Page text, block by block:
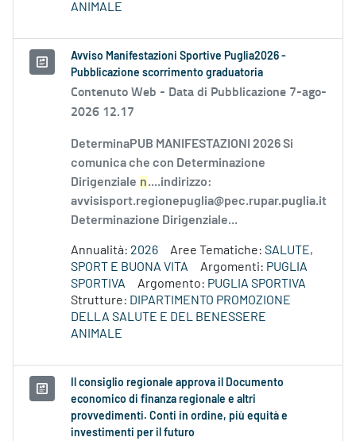
ANIMALE
Avviso Manifestazioni Sportive Puglia2026 -
Pubblicazione scorrimento graduatoria
Contenuto Web - Data di Pubblicazione 7-ago-
2026 12.17
DeterminaPUB MANIFESTAZIONI 2026 Si
comunica che con Determinazione
Dirigenziale n....indirizzo:
avvisisport.regionepuglia@pec.rupar.puglia.it
Determinazione Dirigenziale...
Annualità: 2026 Aree Tematiche: SALUTE,
SPORT E BUONA VITA
Argomenti: PUGLIA
SPORTIVA
Argomento: PUGLIA SPORTIVA
Strutture: DIPARTIMENTO PROMOZIONE
DELLA SALUTE E DEL BENESSERE
ANIMALE
Il consiglio regionale approva il Documento
economico di finanza regionale e altri
provvedimenti. Conti in ordine, più equità e
investimenti per il futuro